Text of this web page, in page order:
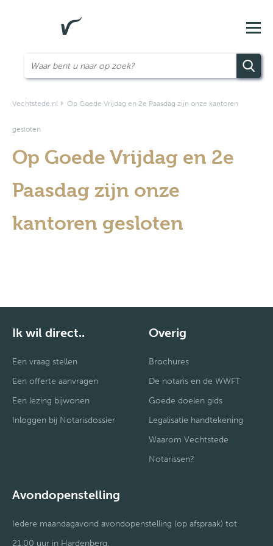
Vechtstede.nl Op Goede Vrijdag en 2e Paasdag zijn onze kantoren
gesloten
Op Goede Vrijdag en 2e
Paasdag zijn onze
kantoren gesloten
Ik wil direct..
Een vraag stellen
Een offerte aanvragen
Een lezing bijwonen
Inloggen bij Notarisdossier
Overig
Brochures
De notaris en de WWFT
Goede doelen gids
Legalisatie handtekening
Waarom Vechtstede
Notarissen?
Avondopenstelling
Iedere maandagavond avondopenstelling (op afspraak) tot
21.00 uur in Hardenberg.